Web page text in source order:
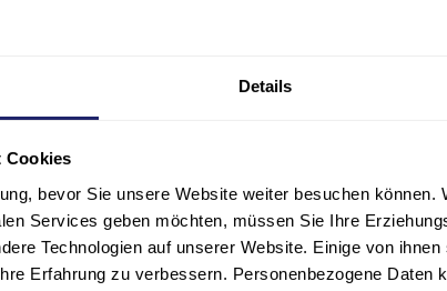
Details
Cookies
bevor Sie unsere Website weiter besuchen können.
Services geben möchten, müssen Sie Ihre
Technologien auf unserer Website. Einige von
Erfahrung zu verbessern. Personenbezogene Daten
über die Ausschreibung bis zur
ist gemäß der Weiterbildungsordnung der